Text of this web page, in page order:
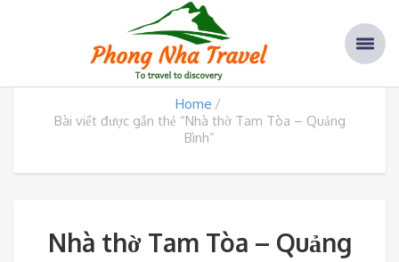
Thẻ: Nhà thờ Tam Tòa – Quảng
Bình
Home
Bài viết được gắn thẻ “Nhà thờ Tam Tòa – Quảng
Bình”
Nhà thờ Tam Tòa – Quảng